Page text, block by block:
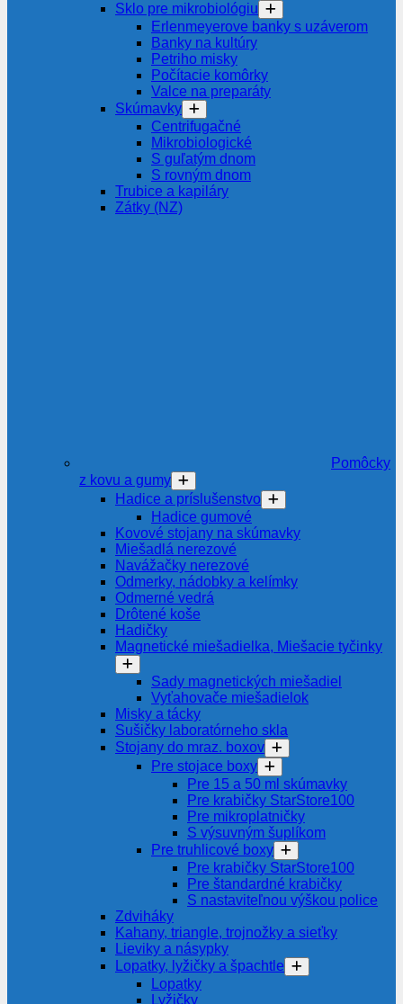
Sklo pre mikrobiológiu
Erlenmeyerove banky s uzáverom
Banky na kultúry
Petriho misky
Počítacie komôrky
Valce na preparáty
Skúmavky
Centrifugačné
Mikrobiologické
S guľatým dnom
S rovným dnom
Trubice a kapiláry
Zátky (NZ)
Pomôcky
z kovu a gumy
Hadice a príslušenstvo
Hadice gumové
Kovové stojany na skúmavky
Miešadlá nerezové
Navážačky nerezové
Odmerky, nádobky a kelímky
Odmerné vedrá
Drôtené koše
Hadičky
Magnetické miešadielka, Miešacie tyčinky
Sady magnetických miešadiel
Vyťahovače miešadielok
Misky a tácky
Sušičky laboratórneho skla
Stojany do mraz. boxov
Pre stojace boxy
Pre 15 a 50 ml skúmavky
Pre krabičky StarStore100
Pre mikroplatničky
S výsuvným šuplíkom
Pre truhlicové boxy
Pre krabičky StarStore100
Pre štandardné krabičky
S nastaviteľnou výškou police
Zdviháky
Kahany, triangle, trojnožky a sieťky
Lieviky a násypky
Lopatky, lyžičky a špachtle
Lopatky
Lyžičky